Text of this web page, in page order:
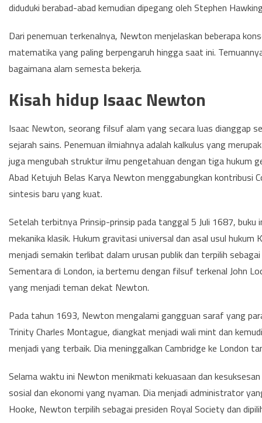
diduduki berabad-abad kemudian dipegang oleh Stephen
Dari penemuan terkenalnya, Newton menjelaskan beberapa
matematika yang paling berpengaruh hingga saat ini.
bagaimana alam semesta bekerja.
Kisah hidup Isaac Newton
Isaac Newton, seorang filsuf alam yang secara luas dianggap
sejarah sains. Penemuan ilmiahnya adalah kalkulus yang
juga mengubah struktur ilmu pengetahuan dengan tiga hukum
Abad Ketujuh Belas Karya Newton menggabungkan kontribusi
sintesis baru yang kuat.
Setelah terbitnya Prinsip-prinsip pada tanggal 5 Juli 1687, buku
mekanika klasik. Hukum gravitasi universal dan asal usul
menjadi semakin terlibat dalam urusan publik dan terpilih
Sementara di London, ia bertemu dengan filsuf terkenal John
yang menjadi teman dekat Newton.
Pada tahun 1693, Newton mengalami gangguan saraf yang
Trinity Charles Montague, diangkat menjadi wali mint dan
menjadi yang terbaik. Dia meninggalkan Cambridge ke London
Selama waktu ini Newton menikmati kekuasaan dan
sosial dan ekonomi yang nyaman. Dia menjadi administrator
Hooke, Newton terpilih sebagai presiden Royal Society dan